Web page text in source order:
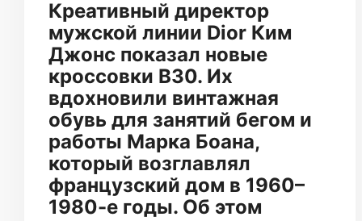
Креативный директор
мужской линии Dior Ким
Джонс показал новые
кроссовки B30. Их
вдохновили винтажная
обувь для занятий бегом и
работы Марка Боана,
который возглавлял
французский дом в 1960–
1980-е годы. Об этом